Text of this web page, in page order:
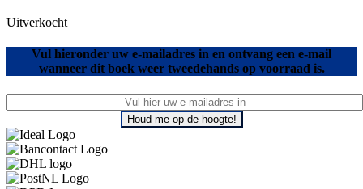
Uitverkocht
Vul hieronder uw e-mailadres in en ontvang een e-mail
wanneer dit boek weer tweedehands op voorraad is.
Houd me op de hoogte!